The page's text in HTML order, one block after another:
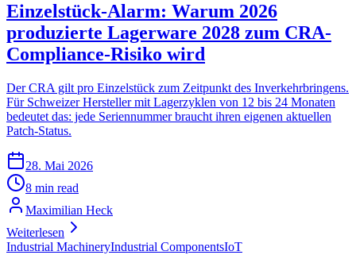
Einzelstück-Alarm: Warum 2026
produzierte Lagerware 2028 zum CRA-
Compliance-Risiko wird
Der CRA gilt pro Einzelstück zum Zeitpunkt des Inverkehrbringens.
Für Schweizer Hersteller mit Lagerzyklen von 12 bis 24 Monaten
bedeutet das: jede Seriennummer braucht ihren eigenen aktuellen
Patch-Status.
28. Mai 2026
8 min read
Maximilian Heck
Weiterlesen
Industrial MachineryIndustrial ComponentsIoT